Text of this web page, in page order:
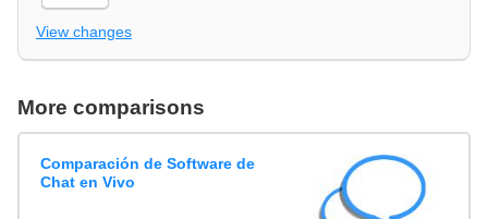
View changes
More comparisons
Comparación de Software de
Chat en Vivo